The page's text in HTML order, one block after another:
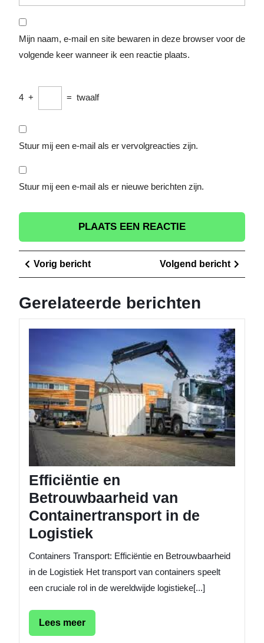
Mijn naam, e-mail en site bewaren in deze browser voor de
volgende keer wanneer ik een reactie plaats.
4 + = twaalf
Stuur mij een e-mail als er vervolgreacties zijn.
Stuur mij een e-mail als er nieuwe berichten zijn.
Berichtnavigatie
Vorig berichtVorig
bericht
Volgend bericht
bericht
Gerelateerde berichten
en
van
de
Efficiëntie en
Betrouwbaarheid van
Containertransport in de
Logistiek
Containers Transport: Efficiëntie en Betrouwbaarheid
in de Logistiek Het transport van containers speelt
een cruciale rol in de wereldwijde logistieke[...]
Lees meerLees
meer